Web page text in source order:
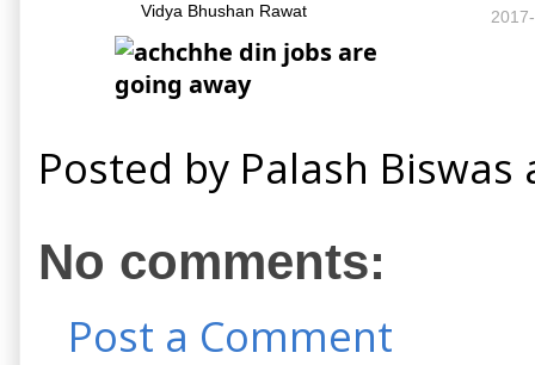
Vidya Bhushan Rawat
Posted by Palash Biswas
No comments:
Post a Comment